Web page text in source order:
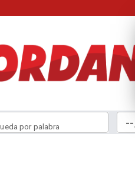
por palabra